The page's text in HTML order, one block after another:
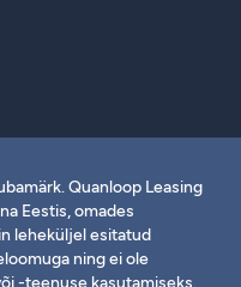
Quanloop Leasing
Eestis, omades
leheküljel esitatud
ning ei ole
-teenuse kasutamiseks.